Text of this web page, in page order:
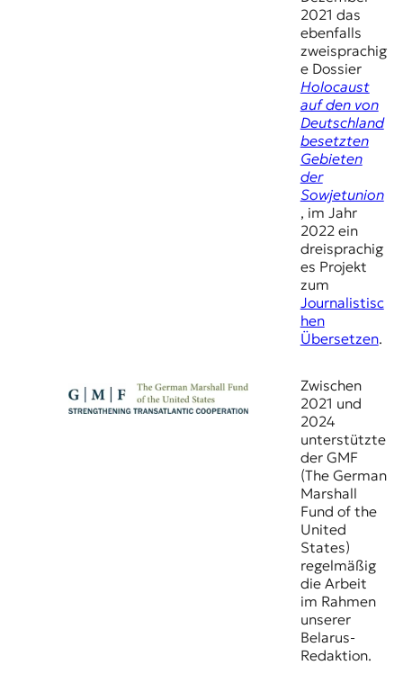
2021 das
ebenfalls
zweisprachig
e Dossier
Holocaust
auf den von
Deutschland
besetzten
Gebieten
der
Sowjetunion
, im Jahr
2022 ein
dreisprachig
es Projekt
zum
Journalistisc
hen
Übersetzen.
Zwischen
2021 und
2024
unterstützte
der GMF
(The German
Marshall
Fund of the
United
States)
regelmäßig
die Arbeit
im Rahmen
unserer
Belarus-
Redaktion.